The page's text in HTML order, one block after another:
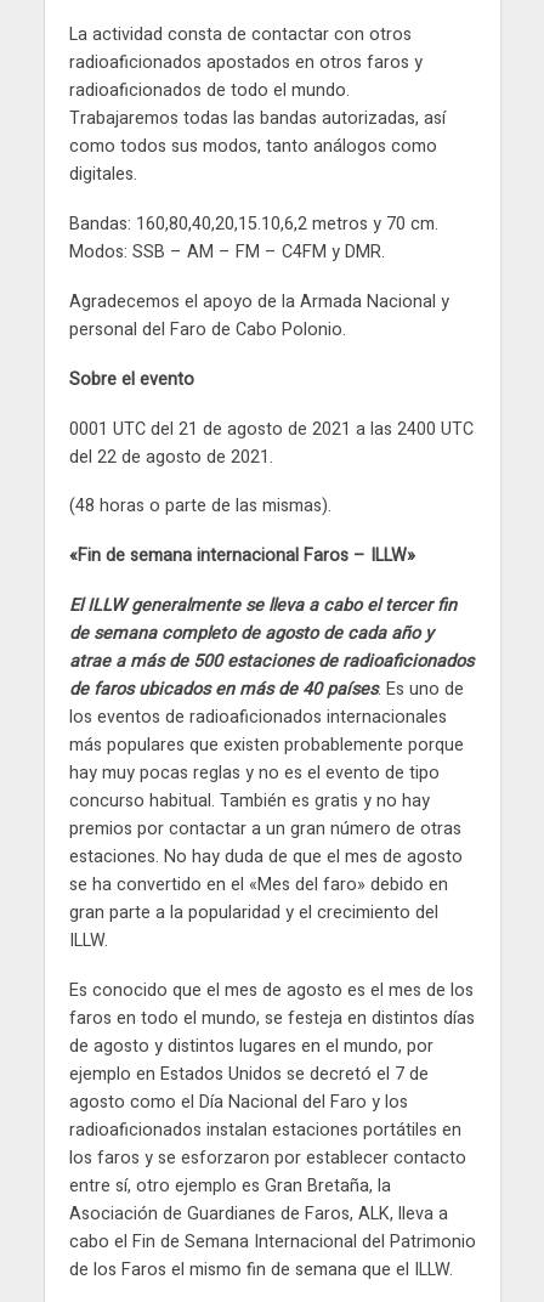
La actividad consta de contactar con otros
radioaficionados apostados en otros faros y
radioaficionados de todo el mundo.
Trabajaremos todas las bandas autorizadas, así
como todos sus modos, tanto análogos como
digitales.
Bandas: 160,80,40,20,15.10,6,2 metros y 70 cm.
Modos: SSB – AM – FM – C4FM y DMR.
Agradecemos el apoyo de la Armada Nacional y
personal del Faro de Cabo Polonio.
Sobre el evento
0001 UTC del 21 de agosto de 2021 a las 2400 UTC
del 22 de agosto de 2021.
(48 horas o parte de las mismas).
«Fin de semana internacional Faros – ILLW»
El ILLW generalmente se lleva a cabo el tercer fin
de semana completo de agosto de cada año y
atrae a más de 500 estaciones de radioaficionados
de faros ubicados en más de 40 países. Es uno de
los eventos de radioaficionados internacionales
más populares que existen probablemente porque
hay muy pocas reglas y no es el evento de tipo
concurso habitual. También es gratis y no hay
premios por contactar a un gran número de otras
estaciones. No hay duda de que el mes de agosto
se ha convertido en el «Mes del faro» debido en
gran parte a la popularidad y el crecimiento del
ILLW.
Es conocido que el mes de agosto es el mes de los
faros en todo el mundo, se festeja en distintos días
de agosto y distintos lugares en el mundo, por
ejemplo en Estados Unidos se decretó el 7 de
agosto como el Día Nacional del Faro y los
radioaficionados instalan estaciones portátiles en
los faros y se esforzaron por establecer contacto
entre sí, otro ejemplo es Gran Bretaña, la
Asociación de Guardianes de Faros, ALK, lleva a
cabo el Fin de Semana Internacional del Patrimonio
de los Faros el mismo fin de semana que el ILLW.